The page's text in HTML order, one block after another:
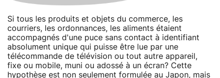
Si tous les produits et objets du commerce, les
courriers, les ordonnances, les aliments étaient
accompagnés d'une puce sans contact à identifiant
absolument unique qui puisse être lue par une
télécommande de télévision ou tout autre appareil,
fixe ou mobile, muni ou adossé à un écran? Cette
hypothèse est non seulement formulée au Japon, mais